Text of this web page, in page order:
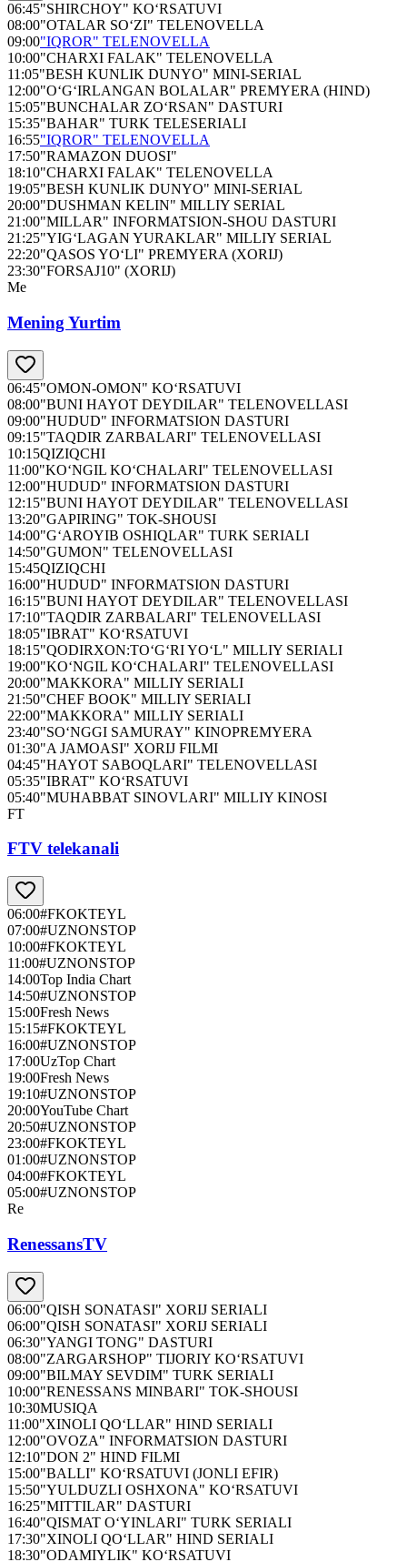
06:45"SHIRCHOY" KO‘RSATUVI
08:00"OTALAR SO‘ZI" TELENOVELLA
09:00"IQROR" TELENOVELLA
10:00"CHARXI FALAK" TELENOVELLA
11:05"BESH KUNLIK DUNYO" MINI-SERIAL
12:00"O‘G‘IRLANGAN BOLALAR" PREMYERA (HIND)
15:05"BUNCHALAR ZO‘RSAN" DASTURI
15:35"BAHAR" TURK TELESERIALI
16:55"IQROR" TELENOVELLA
17:50"RAMAZON DUOSI"
18:10"CHARXI FALAK" TELENOVELLA
19:05"BESH KUNLIK DUNYO" MINI-SERIAL
20:00"DUSHMAN KELIN" MILLIY SERIAL
21:00"MILLAR" INFORMATSION-SHOU DASTURI
21:25"YIG‘LAGAN YURAKLAR" MILLIY SERIAL
22:20"QASOS YO‘LI" PREMYERA (XORIJ)
23:30"FORSAJ10" (XORIJ)
Me
Mening Yurtim
06:45"OMON-OMON" KO‘RSATUVI
08:00"BUNI HAYOT DEYDILAR" TELENOVELLASI
09:00"HUDUD" INFORMATSION DASTURI
09:15"TAQDIR ZARBALARI" TELENOVELLASI
10:15QIZIQCHI
11:00"KO‘NGIL KO‘CHALARI" TELENOVELLASI
12:00"HUDUD" INFORMATSION DASTURI
12:15"BUNI HAYOT DEYDILAR" TELENOVELLASI
13:20"GAPIRING" TOK-SHOUSI
14:00"G‘AROYIB OSHIQLAR" TURK SERIALI
14:50"GUMON" TELENOVELLASI
15:45QIZIQCHI
16:00"HUDUD" INFORMATSION DASTURI
16:15"BUNI HAYOT DEYDILAR" TELENOVELLASI
17:10"TAQDIR ZARBALARI" TELENOVELLASI
18:05"IBRAT" KO‘RSATUVI
18:15"QODIRXON:TO‘G‘RI YO‘L" MILLIY SERIALI
19:00"KO‘NGIL KO‘CHALARI" TELENOVELLASI
20:00"MAKKORA" MILLIY SERIALI
21:50"CHEF BOOK" MILLIY SERIALI
22:00"MAKKORA" MILLIY SERIALI
23:40"SO‘NGGI SAMURAY" KINOPREMYERA
01:30"A JAMOASI" XORIJ FILMI
04:45"HAYOT SABOQLARI" TELENOVELLASI
05:35"IBRAT" KO‘RSATUVI
05:40"MUHABBAT SINOVLARI" MILLIY KINOSI
FT
FTV telekanali
06:00#FKOKTEYL
07:00#UZNONSTOP
10:00#FKOKTEYL
11:00#UZNONSTOP
14:00Top India Chart
14:50#UZNONSTOP
15:00Fresh News
15:15#FKOKTEYL
16:00#UZNONSTOP
17:00UzTop Chart
19:00Fresh News
19:10#UZNONSTOP
20:00YouTube Chart
20:50#UZNONSTOP
23:00#FKOKTEYL
01:00#UZNONSTOP
04:00#FKOKTEYL
05:00#UZNONSTOP
Re
RenessansTV
06:00"QISH SONATASI" XORIJ SERIALI
06:00"QISH SONATASI" XORIJ SERIALI
06:30"YANGI TONG" DASTURI
08:00"ZARGARSHOP" TIJORIY KO‘RSATUVI
09:00"BILMAY SEVDIM" TURK SERIALI
10:00"RENESSANS MINBARI" TOK-SHOUSI
10:30MUSIQA
11:00"XINOLI QO‘LLAR" HIND SERIALI
12:00"OVOZA" INFORMATSION DASTURI
12:10"DON 2" HIND FILMI
15:00"BALLI" KO‘RSATUVI (JONLI EFIR)
15:50"YULDUZLI OSHXONA" KO‘RSATUVI
16:25"MITTILAR" DASTURI
16:40"QISMAT O‘YINLARI" TURK SERIALI
17:30"XINOLI QO‘LLAR" HIND SERIALI
18:30"ODAMIYLIK" KO‘RSATUVI